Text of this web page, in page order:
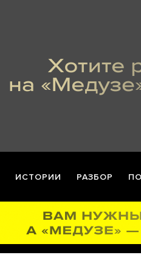
ИСТОРИИ РАЗБОР